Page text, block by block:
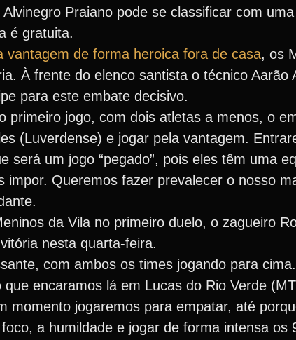
Praiano pode se classificar com
é gratuita.
vantagem de forma heroica fora de casa, os
À frente do elenco santista o técnico Aarão
para este embate decisivo.
primeiro jogo, com dois atletas a menos, o
(Luverdense) e jogar pela vantagem.
será um jogo “pegado”, pois eles têm uma
impor. Queremos fazer prevalecer o nosso
da Vila no primeiro duelo, o zagueiro
nesta quarta-feira.
com ambos os times jogando para
encaramos lá em Lucas do Rio Verde
momento jogaremos para empatar, até
a humildade e jogar de forma intensa os